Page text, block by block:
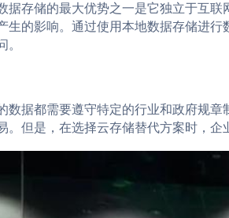
据存储的最大优势之一是它独立于互
生的影响。通过使用本地数据存储进
数据都需要遵守特定的行业和政府规
。但是，在选择云存储替代方案时，